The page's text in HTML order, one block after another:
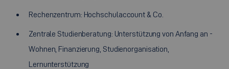
Rechenzentrum: Hochschulaccount & Co.
Zentrale Studienberatung: Unterstützung von Anfang an -
Wohnen, Finanzierung, Studienorganisation,
Lernunterstützung